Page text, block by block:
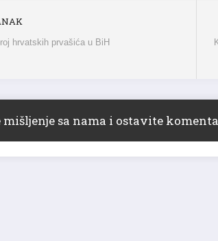
sa nama i ostavite komentar